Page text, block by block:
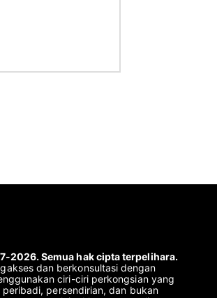
2026. Semua hak cipta terpelihara.
dan berkonsultasi dengan
ciri-ciri perkongsian yang
persendirian, dan bukan